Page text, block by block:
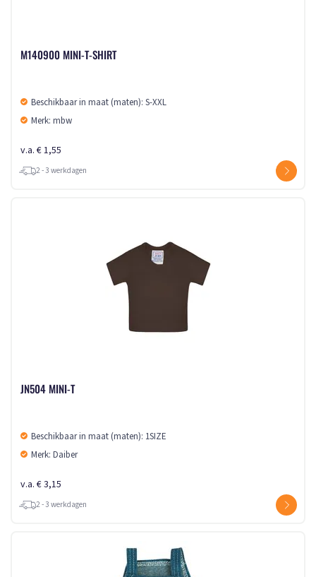
M140900 MINI-T-SHIRT
Beschikbaar in maat (maten): S-XXL
Merk: mbw
v.a. € 1,55
2 - 3 werkdagen
JN504 MINI-T
Beschikbaar in maat (maten): 1SIZE
Merk: Daiber
v.a. € 3,15
2 - 3 werkdagen